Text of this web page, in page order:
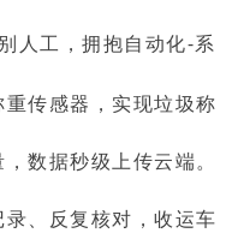
人工，拥抱自动化-系
传感器，实现垃圾称
数据秒级上传云端。
、反复核对，收运车